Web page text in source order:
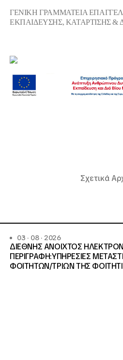
ΓΕΝΙΚΗ ΓΡΑΜΜΑΤΕΙΑ
ΕΚΠΑΙΔΕΥΣΗΣ, ΚΑΤΑΡΤΙΣΗΣ &
Σχετικά
03 · 08 · 2026
ΔΙΕΘΝΗΣ ΑΝΟΙΧΤΟΣ
ΠΕΡΙΓΡΑΦΗ:ΥΠΗΡΕΣΙΕΣ
ΦΟΙΤΗΤΩΝ/ΤΡΙΩΝ ΤΗΣ